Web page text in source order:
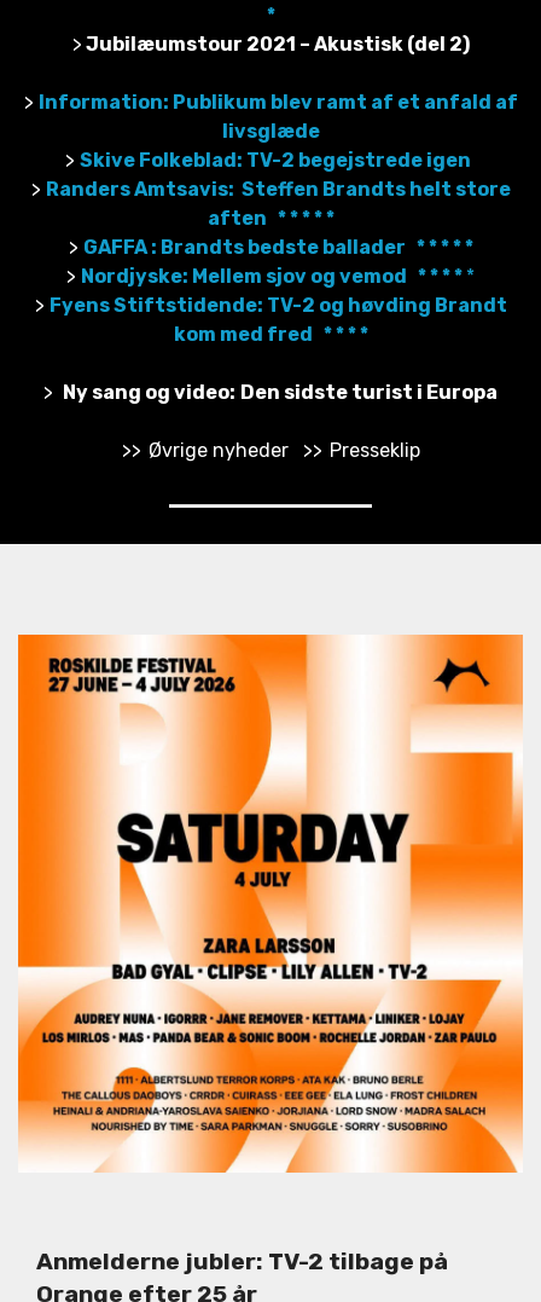
*
> Jubilæumstour 2021 – Akustisk (del 2)
> Information: Publikum blev ramt af et anfald af
livsglæde
> Skive Folkeblad: TV-2 begejstrede igen
> Randers Amtsavis: Steffen Brandts helt store
aften * * * * *
> GAFFA : Brandts bedste ballader * * * * *
> Nordjyske: Mellem sjov og vemod * * * * *
> Fyens Stiftstidende: TV-2 og høvding Brandt
kom med fred * * * *
> Ny sang og video: Den sidste turist i Europa
>> Øvrige nyheder >> Presseklip
Anmelderne jubler: TV-2 tilbage på
Orange efter 25 år